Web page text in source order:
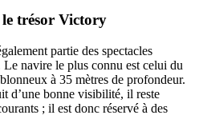
trésor Victory
partie des spectacles
navire le plus connu est celui du
à 35 mètres de profondeur.
d’une bonne visibilité, il reste
; il est donc réservé à des